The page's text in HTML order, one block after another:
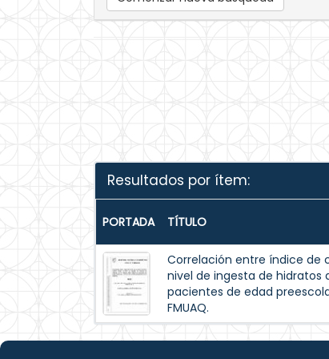
Resultados por ítem:
PORTADA TÍTULO
Correlación entre índice de
nivel de ingesta de hidratos
pacientes de edad
FMUAQ.